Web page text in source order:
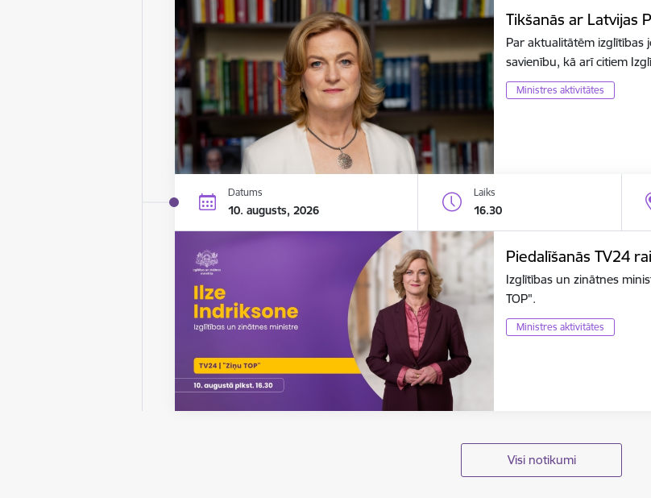
Tikšanās ar Latvijas
Par aktualitātēm izglītības
savienību, kā arī citiem
Ministres aktivitātes
Datums
10. augusts, 2026
Laiks
16.30
Piedalīšanās TV24
Izglītības un zinātnes
TOP".
Ministres aktivitātes
Visi notikumi